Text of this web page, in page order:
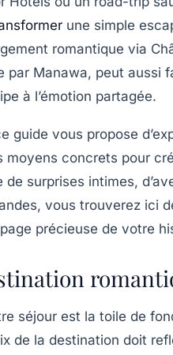
une simple
romantique via
par Manawa, peut
à l’émotion partagée.
guide vous propose
moyens concrets pour
de surprises intimes,
vous trouverez ici
précieuse de votre
séjour est la toile de
de la destination doit